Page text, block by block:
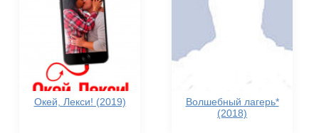
Окей, Лекси! (2019)
Волшебный лагерь*
(2018)